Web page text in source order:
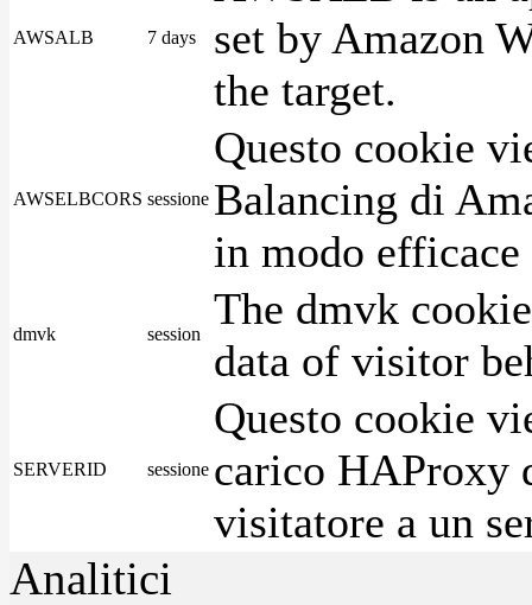
AWSALB 7 days
set by Amazon
the target.
AWSELBCORS sessione
Questo cookie
Balancing di
in modo
dmvk session
The dmvk
data of visitor
SERVERID sessione
Questo cookie
carico HAProxy
visitatore a un
Analitici